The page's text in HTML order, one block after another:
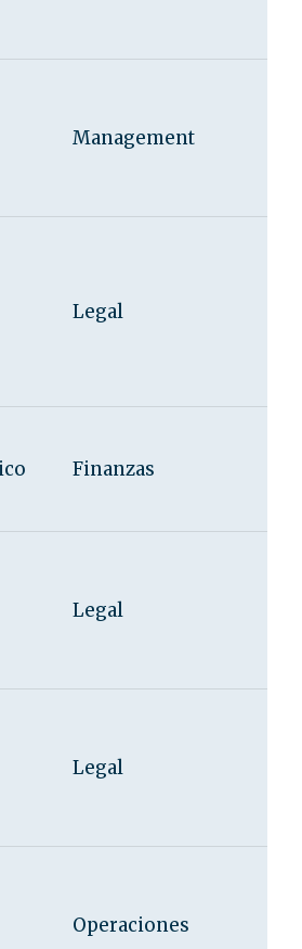
Management
Legal
Finanzas
Legal
Legal
Operaciones